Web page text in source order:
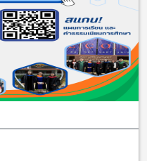
กยภาพ และนวัตกรรมการ
บดีฝ่ายนวัตกรรมและพันธกิจ
าศาสตร์พื้นพิภพ คณะ
ร์
หน้าภาควิชาวิทยาศาสตร์พื้น